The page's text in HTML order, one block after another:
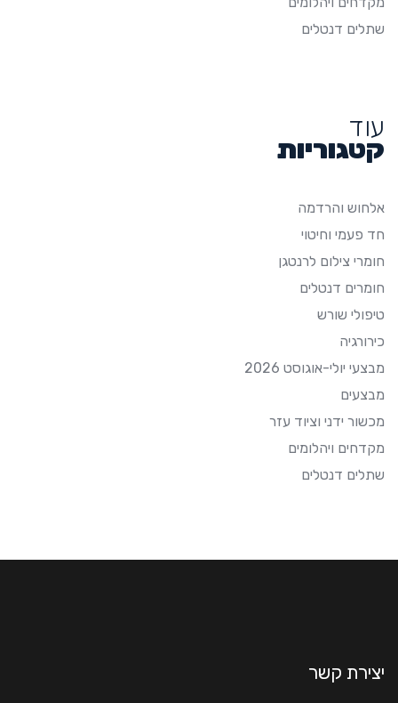
שתלים דנטלים
עוד
קטגוריות
אלחוש והרדמה
חד פעמי וחיטוי
חומרי צילום לרנטגן
חומרים דנטלים
טיפולי שורש
כירורגיה
מבצעי יולי-אוגוסט 2026
מבצעים
מכשור ידני וציוד עזר
מקדחים ויהלומים
שתלים דנטלים
יצירת קשר